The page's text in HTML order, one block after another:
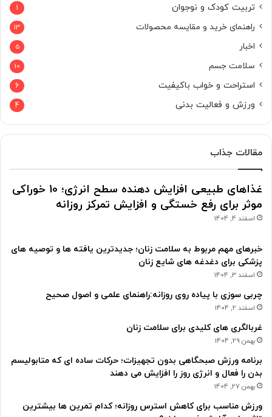
تربیت کودک و نوجوان 1
راهنمای خرید و مقایسه محصولات 13
اخبار 5
سلامت جسم 10
استراحت و خواب باکیفیت 6
ورزش و فعالیت بدنی 4
مقالات جذاب
غذاهای طبیعی افزایش دهنده سطح انرژی؛ 10 خوراکی
موثر برای رفع خستگی و افزایش تمرکز روزانه
اسفند 4, 1404
خبرهای مهم مربوط به سلامت زنان؛ جدیدترین یافته ها و توصیه های
پزشکی برای دغدغه های شایع زنان
اسفند 3, 1404
چربی سوزی با پیاده روی روزانه:راهنمای علمی و اصول صحیح
اسفند 2, 1404
غربالگری های کلیدی برای سلامت زنان
بهمن 29, 1404
برنامه ورزش صبحگاهی بدون تجهیزات؛ حرکات ساده ای که متابولیسم
بدن را فعال و انرژی روز را افزایش می دهند
بهمن 27, 1404
ورزش مناسب برای کاهش استرس روزانه؛ کدام تمرین ها بیشترین